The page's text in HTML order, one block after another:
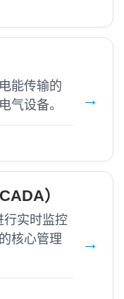
能传输的
气设备。
）
行实时监控
核心管理